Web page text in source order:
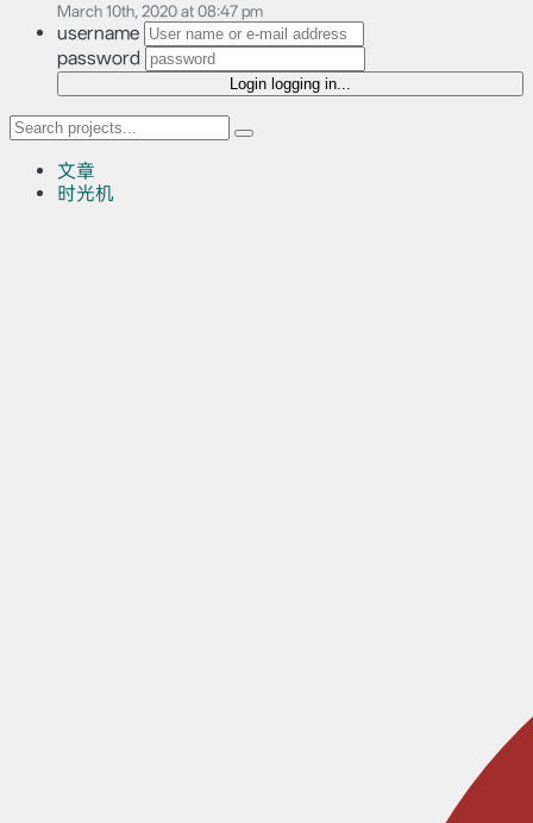
March 10th, 2020 at 08:47 pm
username
password
Login logging in...
文章
时光机